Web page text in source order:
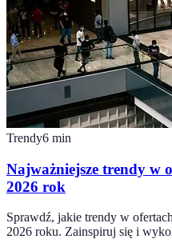
Trendy6 min
Najważniejsze trendy w
2026 rok
Sprawdź, jakie trendy w
2026 roku. Zainspiruj się i